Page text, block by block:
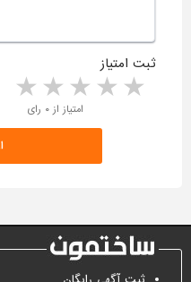
ثبت امتیاز
4 stars 3 stars 2 stars 1 star امتیاز از ۰ رای